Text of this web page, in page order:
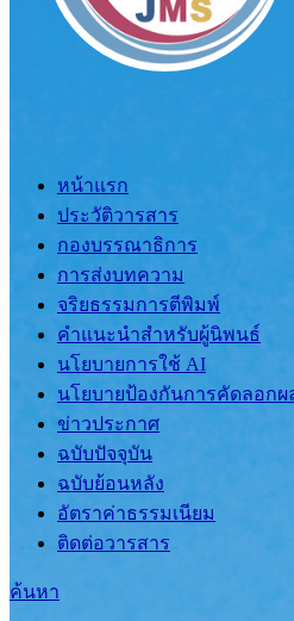
หน้าแรก
ประวัติวารสาร
กองบรรณาธิการ
การส่งบทความ
จริยธรรมการตีพิมพ์
คำแนะนำสำหรับผู้นิพนธ์
นโยบายการใช้ AI
นโยบายป้องกันการคัดลอกผ
ข่าวประกาศ
ฉบับปัจจุบัน
ฉบับย้อนหลัง
อัตราค่าธรรมเนียม
ติดต่อวารสาร
ค้นหา